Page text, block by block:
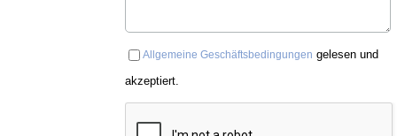
Allgemeine Geschäftsbedingungen gelesen und
akzeptiert.